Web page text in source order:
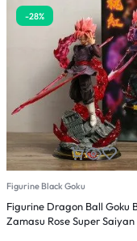
-28%
Figurine Black Goku
Figurine Dragon Ball Goku
Zamasu Rose Super Saiyan